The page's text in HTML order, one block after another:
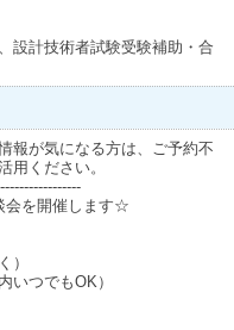
設計技術者試験受験補助・合
報が気になる方は、ご予約不
用ください。
会を開催します☆
）
いつでもOK）